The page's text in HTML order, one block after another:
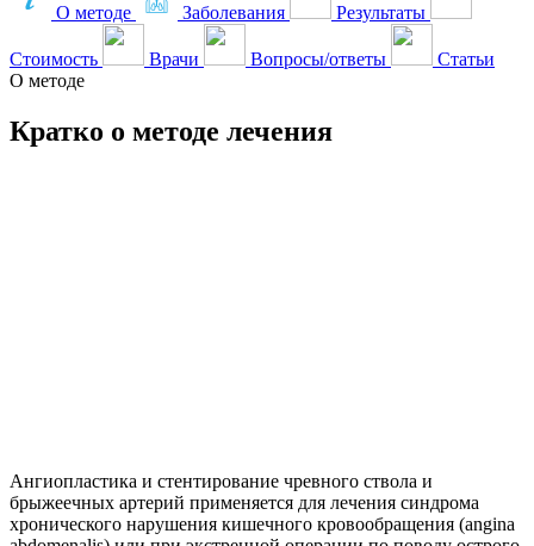
О методе Заболевания Результаты
Стоимость Врачи Вопросы/ответы
Статьи
О методе
Кратко о методе лечения
Ангиопластика и стентирование чревного ствола и
брыжеечных артерий применяется для лечения синдрома
хронического нарушения кишечного кровообращения (angina